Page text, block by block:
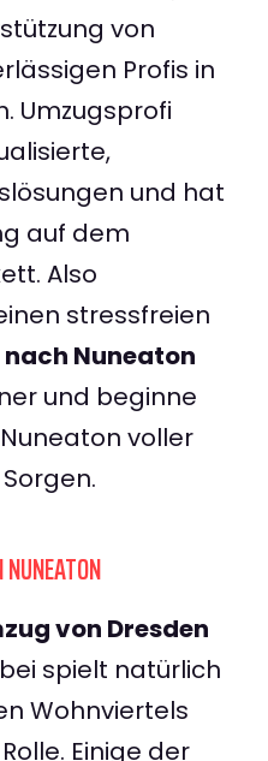
von
Profis in
Umzugsprofi
und hat
auf dem
Also
stressfreien
nach Nuneaton
und beginne
voller
von Dresden
spielt natürlich
Wohnviertels
Einige der